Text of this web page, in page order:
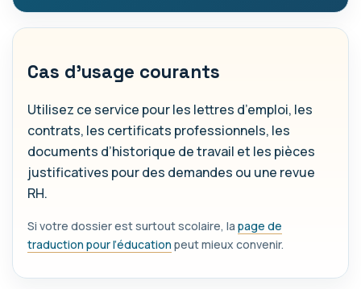
Cas d’usage courants
Utilisez ce service pour les lettres d’emploi, les
contrats, les certificats professionnels, les
documents d’historique de travail et les pièces
justificatives pour des demandes ou une revue
RH.
Si votre dossier est surtout scolaire, la page de
traduction pour l’éducation peut mieux convenir.